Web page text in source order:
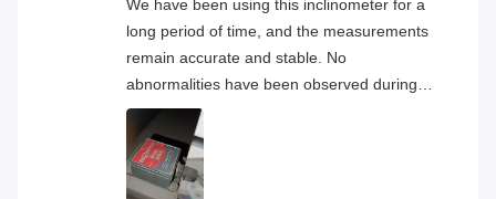
We have been using this inclinometer for a
long period of time, and the measurements
remain accurate and stable. No
abnormalities have been observed during
continuous operation, and the overall
product quality has proven to be very
reliable.